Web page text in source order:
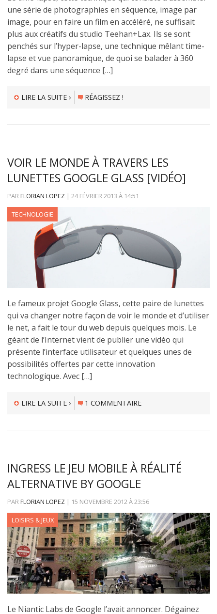
une série de photographies en séquence, image par
image, pour en faire un film en accéléré, ne suffisait
plus aux créatifs du studio Teehan+Lax. Ils se sont
penchés sur l’hyper-lapse, une technique mêlant time-
lapse et vue panoramique, de quoi se balader à 360
degré dans une séquence […]
LIRE LA SUITE › RÉAGISSEZ !
VOIR LE MONDE À TRAVERS LES
LUNETTES GOOGLE GLASS [VIDÉO]
PARFLORIAN LOPEZ | 24 FÉVRIER 2013 À 14:51
TECHNOLOGIE
Le fameux projet Google Glass, cette paire de lunettes
qui va changer notre façon de voir le monde et d’utiliser
le net, a fait le tour du web depuis quelques mois. Le
géant de l’Internet vient de publier une vidéo qui
présente l’interface utilisateur et quelques unes de
possibilités offertes par cette innovation
technologique. Avec […]
LIRE LA SUITE › 1 COMMENTAIRE
INGRESS LE JEU MOBILE À RÉALITÉ
ALTERNATIVE BY GOOGLE
PAR FLORIAN LOPEZ | 15 NOVEMBRE 2012 À 23:56
LOISIRS & JEUX
Le Niantic Labs de Google l’avait annoncer. Dégainez